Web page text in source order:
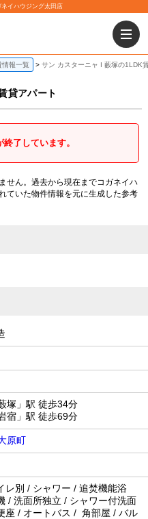
イハウジング太田店
情報一覧 サン カスターニャ I 藪塚の1LDK
貸アパート
了しています。
せん。過去から現在までコガネイハ
ていた物件情報を元に生成した参考
塚」駅 徒歩34分
宿」駅 徒歩69分
原町
レ別 / シャワー / 追焚機能浴
/ 洗面所独立 / シャワー付洗面
座 / オートバス / 角部屋 / バル